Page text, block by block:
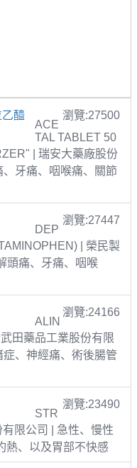
乙醯
瀏覽:27500
ACE
TAL TABLET 50
| 瑞安大藥廠股份
牙痛、咽喉痛、關節
瀏覽:27447
DEP
| 榮民製
頭痛、牙痛、咽喉
瀏覽:24166
ALIN
田藥品工業股份有限
、神經痛、術後腸管
瀏覽:23490
STR
限公司 | 急性、慢性
熱、以及胃部不快感